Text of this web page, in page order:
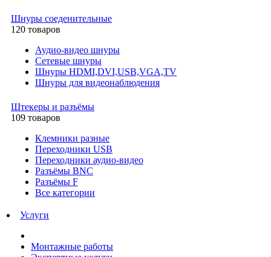
Шнуры соеденительные
120 товаров
Аудио-видео шнуры
Сетевые шнуры
Шнуры HDMI,DVI,USB,VGA,TV
Шнуры для видеонаблюдения
Штекеры и разъёмы
109 товаров
Клемники разные
Переходники USB
Переходники аудио-видео
Разъёмы BNC
Разъёмы F
Все категории
Услуги
Монтажные работы